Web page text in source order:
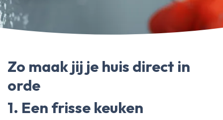
Zo maak jij je huis direct in
orde
1. Een frisse keuken
Over Ameo makelaars
Contact